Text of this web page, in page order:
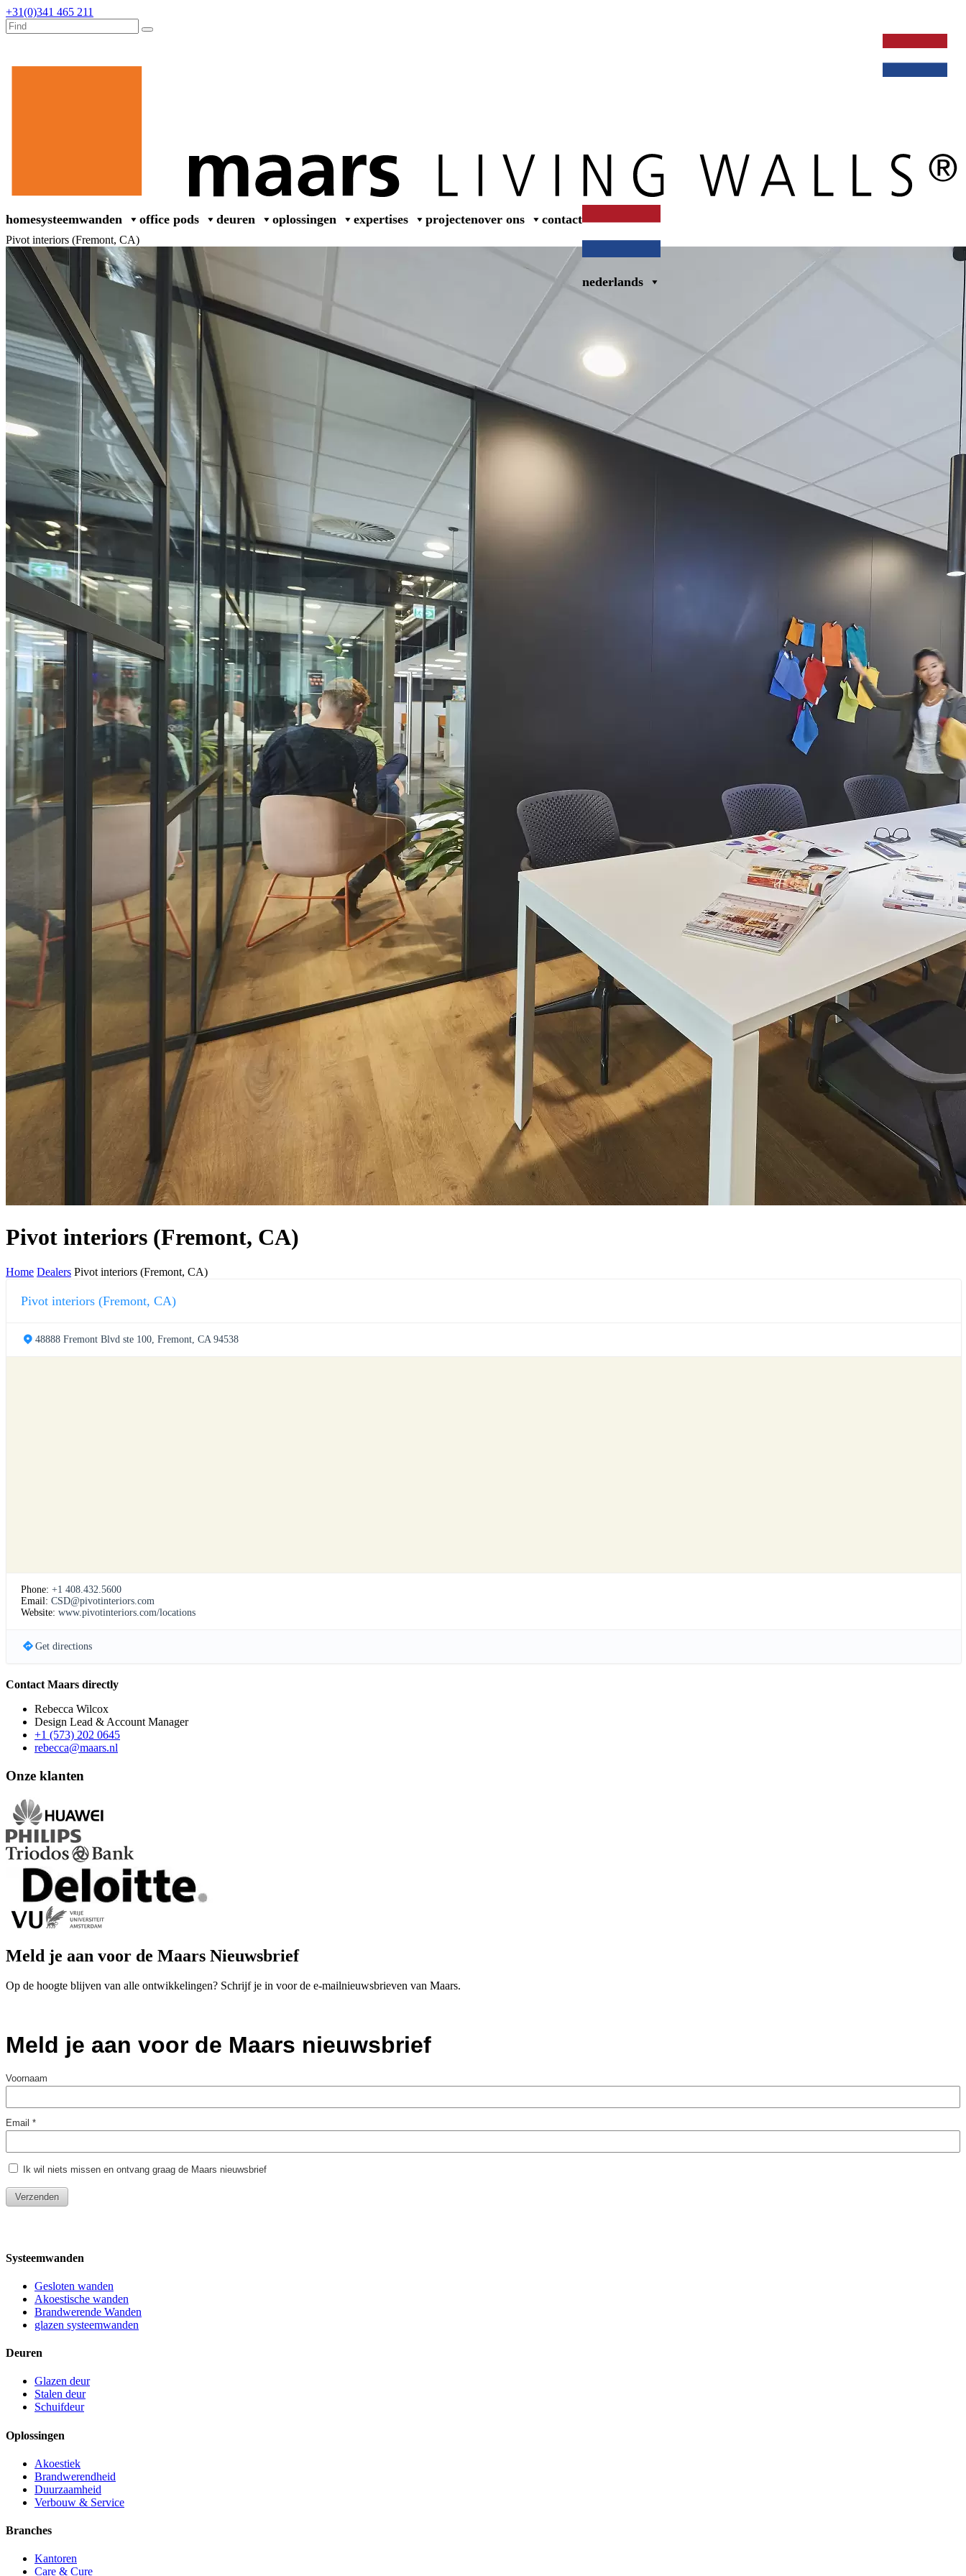
+31(0)341 465 211
homesysteemwanden office pods deuren oplossingen expertises projectenover ons contact
nederlands
Pivot interiors (Fremont, CA)
Pivot interiors (Fremont, CA)
Home Dealers Pivot interiors (Fremont, CA)
Pivot interiors (Fremont, CA)
48888 Fremont Blvd ste 100, Fremont, CA 94538
Phone: +1 408.432.5600
Email: CSD@pivotinteriors.com
Website: www.pivotinteriors.com/locations
Get directions
Contact Maars directly
Rebecca Wilcox
Design Lead & Account Manager
+1 (573) 202 0645
rebecca@maars.nl
Onze klanten
Meld je aan voor de Maars Nieuwsbrief
Op de hoogte blijven van alle ontwikkelingen? Schrijf je in voor de e-mailnieuwsbrieven van Maars.
Systeemwanden
Gesloten wanden
Akoestische wanden
Brandwerende Wanden
glazen systeemwanden
Deuren
Glazen deur
Stalen deur
Schuifdeur
Oplossingen
Akoestiek
Brandwerendheid
Duurzaamheid
Verbouw & Service
Branches
Kantoren
Care & Cure